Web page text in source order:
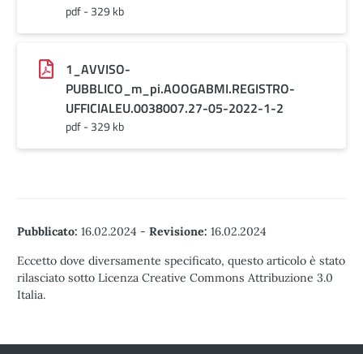
pdf - 329 kb
1_AVVISO-
PUBBLICO_m_pi.AOOGABMI.REGISTRO-
UFFICIALEU.0038007.27-05-2022-1-2
pdf - 329 kb
Pubblicato: 16.02.2024 - Revisione: 16.02.2024
Eccetto dove diversamente specificato, questo articolo è stato
rilasciato sotto Licenza Creative Commons Attribuzione 3.0
Italia.